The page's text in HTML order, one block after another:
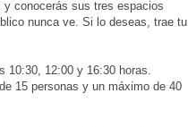
y conocerás sus tres espacios
nunca ve. Si lo deseas, trae tu
10:30, 12:00 y 16:30 horas.
15 personas y un máximo de 40